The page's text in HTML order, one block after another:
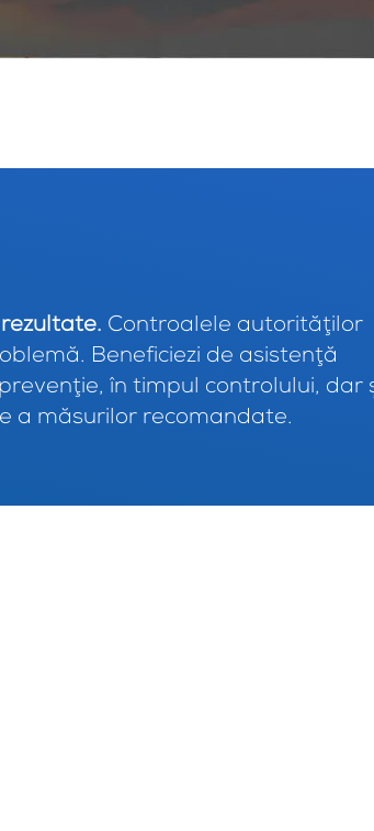
Controalele autorităţilor
Beneficiezi de asistenţă
în timpul controlului, dar
a măsurilor recomandate.